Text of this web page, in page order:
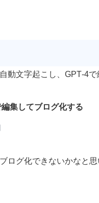
動文字起こし、GPT-4
集してブログ化する
ログ化できないかなと